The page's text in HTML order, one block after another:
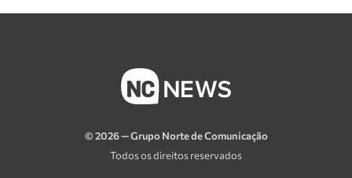
© 2026 — Grupo Norte de Comunicação
Todos os direitos reservados